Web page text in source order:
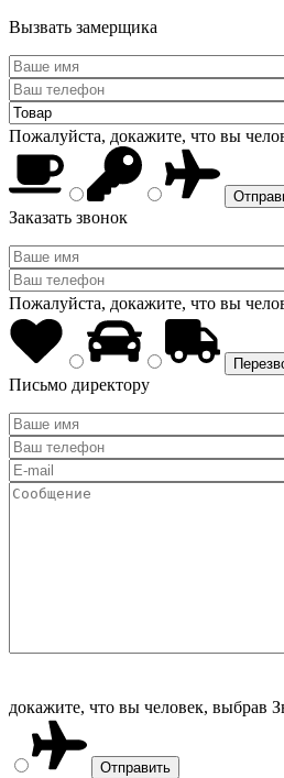
Вызвать замерщика
Пожалуйста, докажите, что вы
Заказать звонок
Пожалуйста, докажите, что вы
Письмо директору
докажите, что вы человек, выбрав